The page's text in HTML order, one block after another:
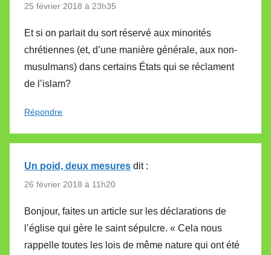
25 février 2018 à 23h35
Et si on parlait du sort réservé aux minorités
chrétiennes (et, d’une manière générale, aux non-
musulmans) dans certains États qui se réclament
de l’islam?
Répondre
Un poid, deux mesures dit :
26 février 2018 à 11h20
Bonjour, faites un article sur les déclarations de
l’église qui gère le saint sépulcre. « Cela nous
rappelle toutes les lois de même nature qui ont été